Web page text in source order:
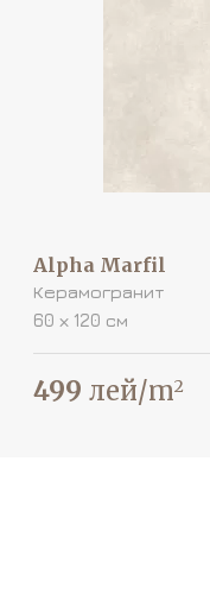
Alpha Marfil
Керамогранит
60 х 120 см
499 лей/m2